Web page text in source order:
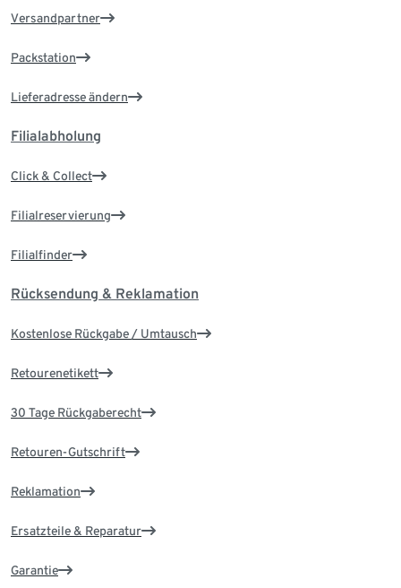
Versandpartner
Packstation
Lieferadresse ändern
Filialabholung
Click & Collect
Filialreservierung
Filialfinder
Rücksendung & Reklamation
Kostenlose Rückgabe / Umtausch
Retourenetikett
30 Tage Rückgaberecht
Retouren-Gutschrift
Reklamation
Ersatzteile & Reparatur
Garantie